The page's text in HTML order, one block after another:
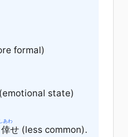
formal)
state)
倖
あわ
せ (less common).